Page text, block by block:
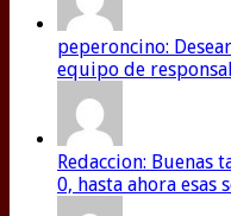
peperoncino:
equipo de
Redaccion: Buenas
0, hasta ahora esas